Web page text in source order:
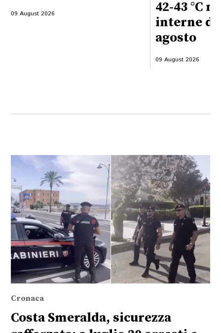
09 August 2026
42-43 °C
interne
agosto
09 August 2026
Cronaca
Costa Smeralda, sicurezza